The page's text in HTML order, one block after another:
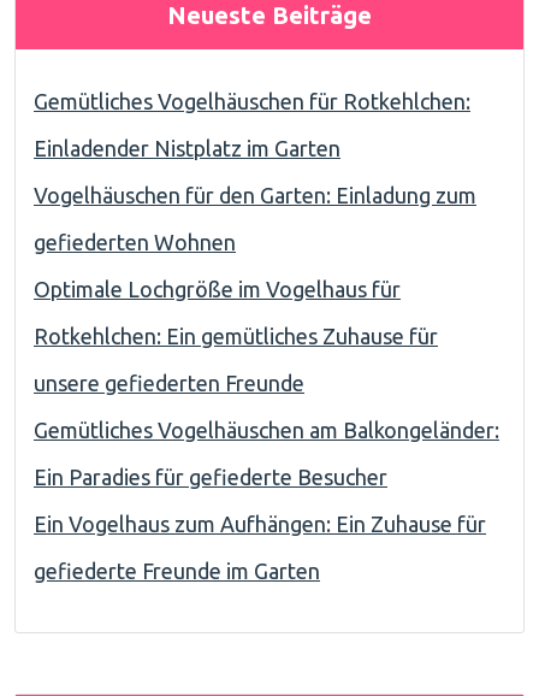
Neueste Beiträge
Gemütliches Vogelhäuschen für Rotkehlchen:
Einladender Nistplatz im Garten
Vogelhäuschen für den Garten: Einladung zum
gefiederten Wohnen
Optimale Lochgröße im Vogelhaus für
Rotkehlchen: Ein gemütliches Zuhause für
unsere gefiederten Freunde
Gemütliches Vogelhäuschen am Balkongeländer:
Ein Paradies für gefiederte Besucher
Ein Vogelhaus zum Aufhängen: Ein Zuhause für
gefiederte Freunde im Garten